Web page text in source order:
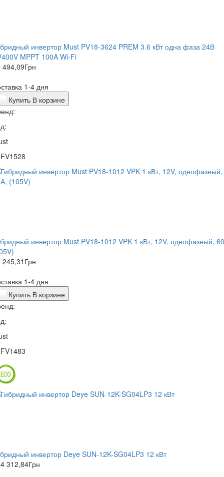
инвертор Must PV18-3624 PREM 3.6 кВт одна фаза 24В
MPPT 100A Wi-Fi
494,09Грн
1-4 дня
Купить В корзине
инвертор Must PV18-1012 VPK 1 кВт, 12V, однофазный,
245,31 Грн
1-4 дня
Купить В корзине
инвертор Deye SUN-12K-SG04LP3 12 кВт
312,84Грн